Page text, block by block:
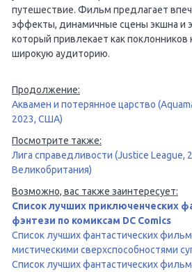
путешествие. Фильм предлагает
эффекты, динамичные сцены экшна и
который привлекает как поклонников
широкую аудиторию.
Продолжение:
Аквамен и потерянное царство
2023, США)
Посмотрите также:
Лига справедливости (Justice League,
Великобритания)
Возможно, вас также заинтересует:
Список лучших приключенческих
фэнтези по комиксам DC Comics
Список лучших фантастических
мистическими сверхспособностями
Список лучших фантастических